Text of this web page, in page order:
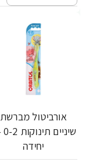
אורביטול מברשת
יחידה